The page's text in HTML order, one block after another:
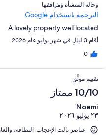
و⁦حالة المنشأة ومرافقها⁩
الترجمة باستخدام Google
A lovely property well located
أقام 3 ليالٍ في شهر يوليو عام 2026
0
تقييم موثَّق
10/10 ممتاز
Noemi
٢٣ يوليو ٢٠٢٦